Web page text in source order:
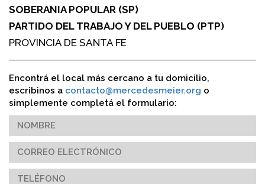
SOBERANIA POPULAR (SP)
PARTIDO DEL TRABAJO Y DEL PUEBLO (PTP)
PROVINCIA DE SANTA FE
Encontrá el local más cercano a tu domicilio,
escribinos a contacto@mercedesmeier.org o
simplemente completá el formulario: